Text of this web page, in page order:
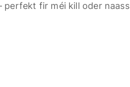
perfekt fir méi kill oder naass